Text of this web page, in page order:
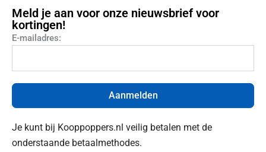
Meld je aan voor onze nieuwsbrief voor
kortingen!
E-mailadres:
Aanmelden
Je kunt bij Kooppoppers.nl veilig betalen met de
onderstaande betaalmethodes.